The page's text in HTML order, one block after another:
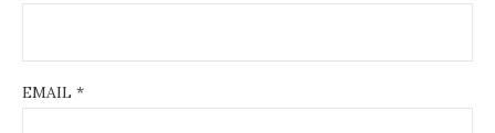
EMAIL *